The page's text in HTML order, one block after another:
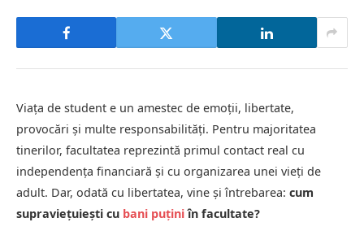
Viața de student e un amestec de emoții, libertate,
provocări și multe responsabilități. Pentru majoritatea
tinerilor, facultatea reprezintă primul contact real cu
independența financiară și cu organizarea unei vieți de
adult. Dar, odată cu libertatea, vine și întrebarea: cum
supraviețuiești cu bani puținiîn facultate?